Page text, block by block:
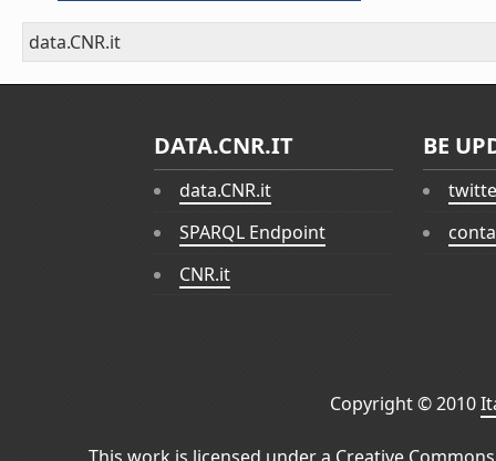
data.CNR.it
DATA.CNR.IT
data.CNR.it
SPARQL Endpoint
CNR.it
BE
Copyright © 2010